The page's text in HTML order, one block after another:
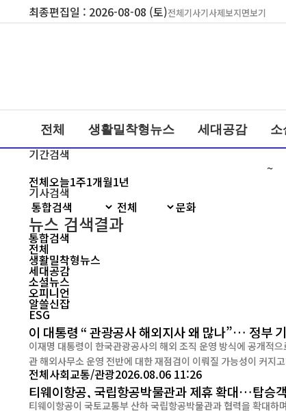
최종편집일 : 2026-08-08 (토)전체기사기사제보지면보기
전체 생활밀착형뉴스 세대공감
기간검색
~
전체오늘1주1개월1년
기사검색
뉴스 검색결과
통합검색
전체
생활밀착형뉴스
세대공감
소셜뉴스
오피니언
알쓸신잡
ESG
이 대통령 “ 관광공사 해외지사 왜 많나”… 정부
이재명 대통령이 한국관광공사의 해외 조직 운영 방식에 공개적
관 해외사무소 운영 전반에 대한 재점검이 이뤄질 가능성이 커지고 있다. 이 대통령은 지난 5일 열린 국무회의에서 문화체육
보고를 받던 중 한국관광공사의 조직 규모와 해외지사 운영 현황
해외조직...
전체사회교통/관광2026.08.06 11:26
티웨이항공, 국립항공박물관과 제휴 확대…탑승
티웨이항공이 국토교통부 산하 국립항공박물관과 협력을 확대하며